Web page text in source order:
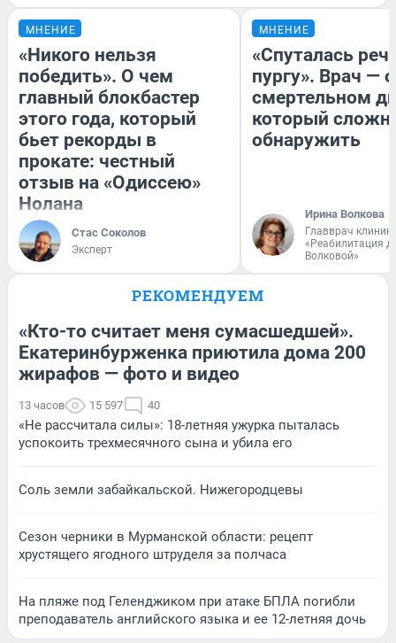
МНЕНИЕ
«Никого нельзя
победить». О чем
главный блокбастер
этого года, который
бьет рекорды в
прокате: честный
отзыв на «Одиссею»
Нолана
Стас Соколов
Эксперт
МНЕНИЕ
«Спуталась
пургу». Врач — о
смертельном
который
обнаружить
Ирина Волкова
Главврач
«Реабилитация
Волковой»
РЕКОМЕНДУЕМ
«Кто-то считает меня сумасшедшей».
Екатеринбурженка приютила дома 200
жирафов — фото и видео
13 часов 15 597 40
«Не рассчитала силы»: 18-летняя ужурка пыталась
успокоить трехмесячного сына и убила его
Соль земли забайкальской. Нижегородцевы
Сезон черники в Мурманской области: рецепт
хрустящего ягодного штруделя за полчаса
На пляже под Геленджиком при атаке БПЛА погибли
преподаватель английского языка и ее 12-летняя дочь